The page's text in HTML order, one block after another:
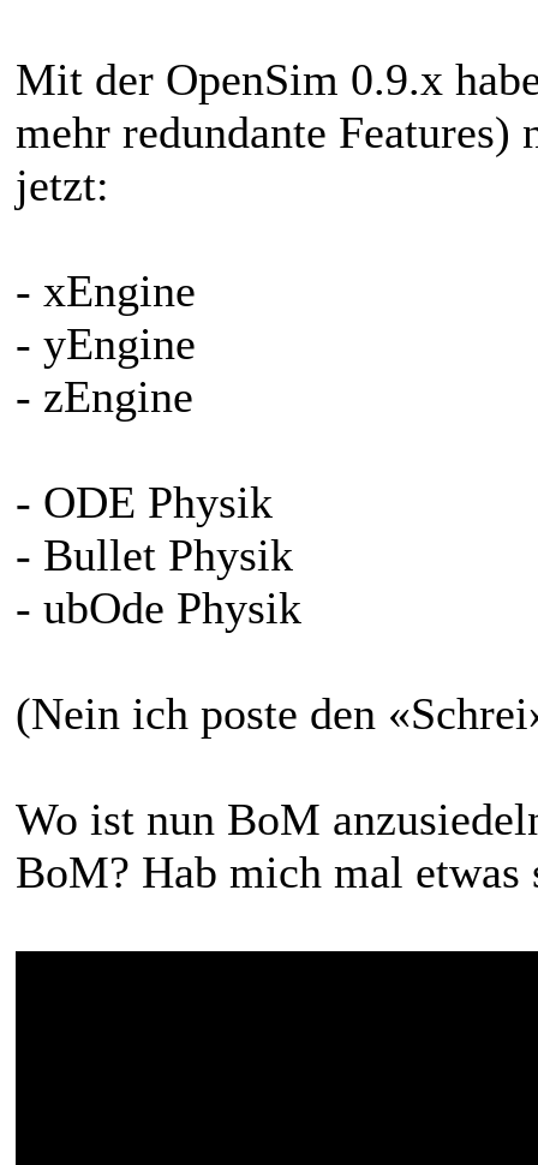
Mit der OpenSim 0.9.x
mehr redundante Features)
jetzt:
- xEngine
- yEngine
- zEngine
- ODE Physik
- Bullet Physik
- ubOde Physik
(Nein ich poste den
Wo ist nun BoM
BoM? Hab mich mal etwas